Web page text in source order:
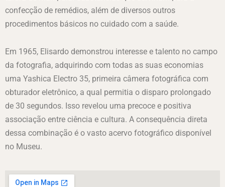
confecção de remédios, além de diversos outros
procedimentos básicos no cuidado com a saúde.
Em 1965, Elisardo demonstrou interesse e talento no campo
da fotografia, adquirindo com todas as suas economias
uma Yashica Electro 35, primeira câmera fotográfica com
obturador eletrônico, a qual permitia o disparo prolongado
de 30 segundos. Isso revelou uma precoce e positiva
associação entre ciência e cultura. A consequência direta
dessa combinação é o vasto acervo fotográfico disponível
no Museu.